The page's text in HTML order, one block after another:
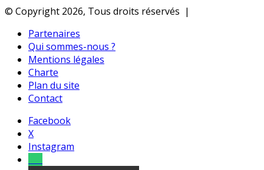
© Copyright 2026, Tous droits réservés |
Partenaires
Qui sommes-nous ?
Mentions légales
Charte
Plan du site
Contact
Facebook
X
Instagram